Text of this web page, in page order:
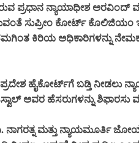
ಪ್ರಧಾನ ನ್ಯಾಯಾಧೀಶ ಅರವಿಂದ್
ಸುಪ್ರೀಂ ಕೋರ್ಟ್ ಕೊಲಿಜಿಯಂ
ಕಿರಿಯ ಅಧಿಕಾರಿಗಳನ್ನು
ಹೈಕೋರ್ಟ್‌ಗೆ ಬಡ್ತಿ ನೀಡಲು
ಅವರ ಹೆಸರುಗಳನ್ನು ಶಿಫಾರಸು
ಮತ್ತು ನ್ಯಾಯಮೂರ್ತಿ